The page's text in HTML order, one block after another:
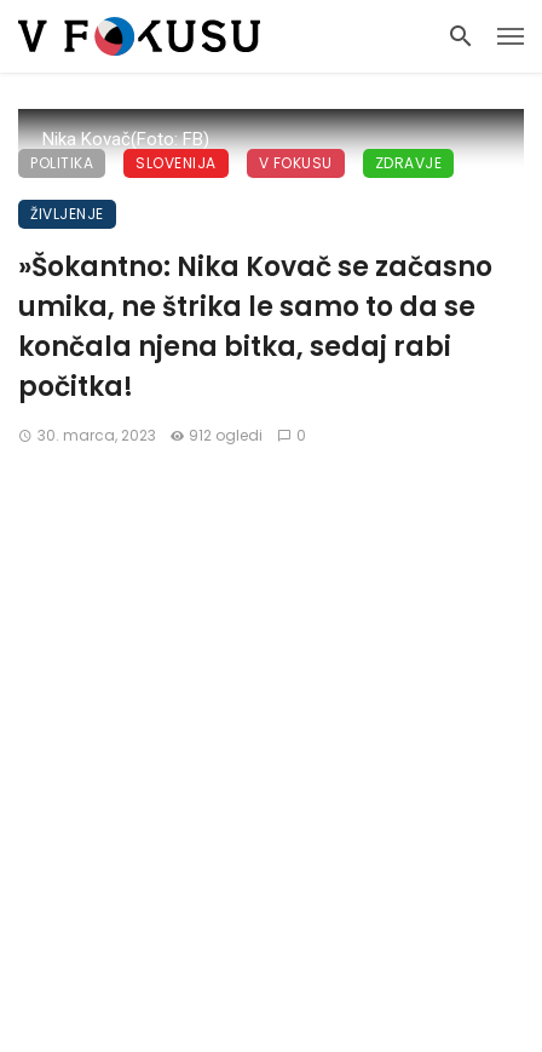
Nika Kovač(Foto: FB)
POLITIKA SLOVENIJA V FOKUSU ZDRAVJE
ŽIVLJENJE
»Šokantno: Nika Kovač se začasno
umika, ne štrika le samo to da se
končala njena bitka, sedaj rabi
počitka!
30. marca, 2023 912 ogledi 0